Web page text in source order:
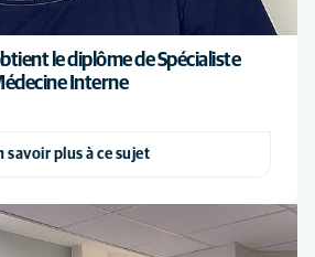
le diplôme de Spécialiste
Interne
savoir plus à ce sujet